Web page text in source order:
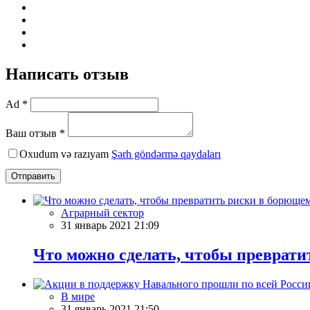
Написать отзыв
Ad *
Ваш отзыв *
Oxudum və razıyam Şərh göndərmə qaydaları
Отправить
Аграрный сектор
31 январь 2021 21:09
Что можно сделать, чтобы
В мире